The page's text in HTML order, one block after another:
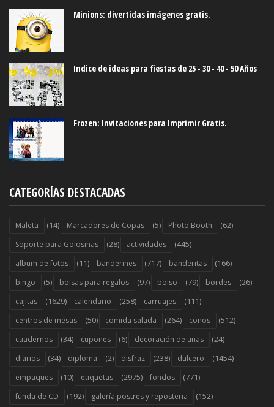
Minions: divertidas imágenes gratis.
Indice de ideas para fiestas de 25 - 30 - 40 - 50 Años
Frozen: Invitaciones para Imprimir Gratis.
CATEGORÍAS DESTACADAS
Maleta (14) Marcadores de Copas (5) Photo Booth (62)
Soporte para Golosinas (28) actividades (445)
album de fotos (11) banderines (717) banderitas (166)
bingo (5) bolsas para regalos (97) bolso (79) bordes (26)
cajitas (1629) calendario (258) carruajes (111)
centros de mesas (50) comida salada (264) conos (512)
cuadernos (34) cupones (6) decoración de uñas (24)
diarios (34) diploma (2) disfraz (238) dulcero (1454)
empaques (10) etiquetas (2975) fondos (771)
funda de CD (192) galería postres y reposteria (152)